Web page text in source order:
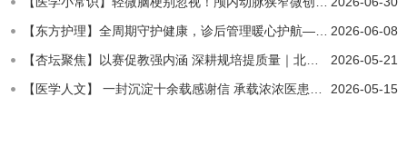
2026-06-08
【东方护理】全周期守护健康，诊后管理暖心护航——北中医东方医院诊后管理中心正式成立
2026-05-21
【杏坛聚焦】以赛促教强内涵 深耕规培提质量｜北中医东方医院成功举办2026年第二季度教学病例讨论专项比赛
2026-05-15
【医学人文】 一封沉淀十余载感谢信 承载浓浓医患真情